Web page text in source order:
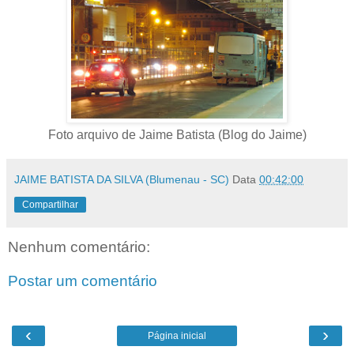
Foto arquivo de Jaime Batista (Blog do Jaime)
JAIME BATISTA DA SILVA (Blumenau - SC) Data 00:42:00
Compartilhar
Nenhum comentário:
Postar um comentário
‹ ›
Página inicial